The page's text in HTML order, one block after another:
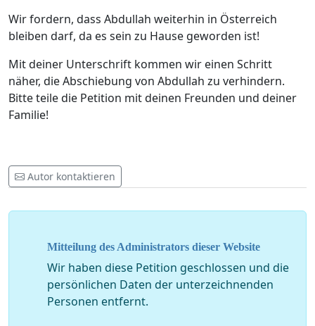
Wir fordern, dass Abdullah weiterhin in Österreich
bleiben darf, da es sein zu Hause geworden ist!
Mit deiner Unterschrift kommen wir einen Schritt
näher, die Abschiebung von Abdullah zu verhindern.
Bitte teile die Petition mit deinen Freunden und deiner
Familie!
Autor kontaktieren
Mitteilung des Administrators dieser Website
Wir haben diese Petition geschlossen und die
persönlichen Daten der unterzeichnenden
Personen entfernt.